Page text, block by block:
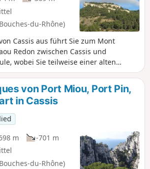
Aufwärmen oder für einen
du-Rhône)
Cassis aus führt Sie zum Mont
Redon zwischen Cassis und
wobei Sie teilweise einer alten
folgen. Diese Aussichtspunkte
auf die Calanques, die Bergkette
Garlaban, das Massif de la Sainte-
den Golfe d'Amour sowie die Bucht
durch den Bois de la Marcouline
Grotte des Janots besuchen, eine
eignet, um die unterirdische Welt zu
von Port Miou, Port Pin,
in Cassis
m
-701 m
du-Rhône)